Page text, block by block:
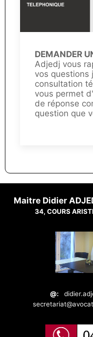
DEMANDER
Adjedj vous
vos questions
consultation
vous permet
de réponse
question que
Maitre Didier
34, COURS
@: